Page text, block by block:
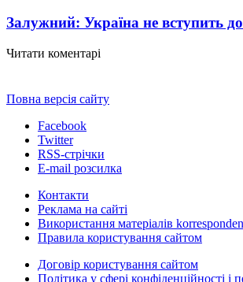
Залужний: Україна не вступить
Читати коментарі
Повна версія сайту
Facebook
Twitter
RSS-стрічки
E-mail розсилка
Контакти
Реклама на сайті
Використання матеріалів
Правила користування сайтом
Договір користування сайтом
Політика у сфері конфіденційності і